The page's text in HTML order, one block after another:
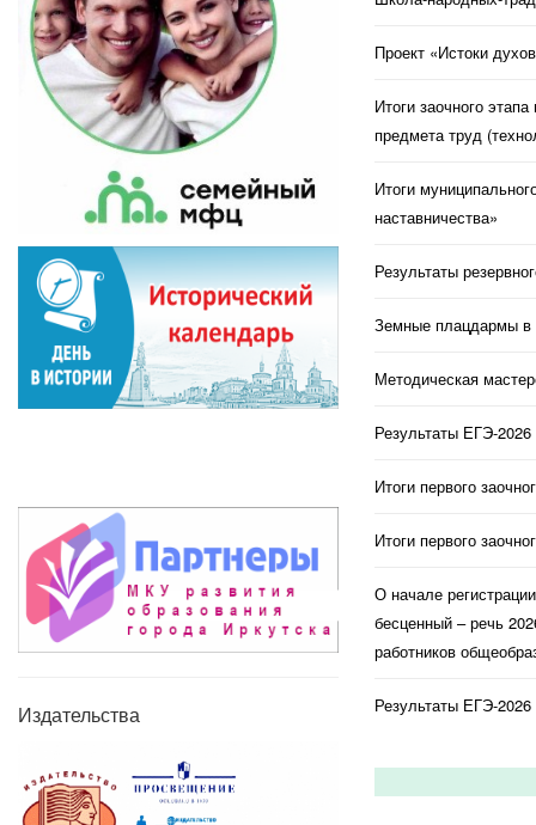
Издательства
Проект «Истоки
Итоги заочного
предмета труд
Итоги
наставничества»
Результаты
Земные плацдармы в
Методическая
Результаты ЕГЭ-
Итоги первого
Итоги первого
О начале
бесценный – речь
работников
Результаты ЕГЭ-